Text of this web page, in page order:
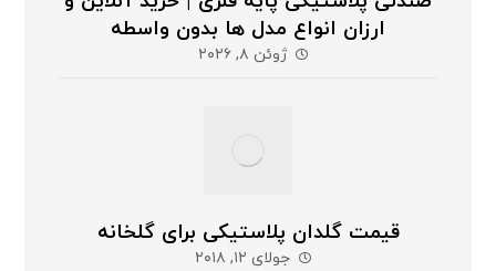
ارزان انواع مدل ها بدون واسطه
ژوئن ۸, ۲۰۲۶
قیمت گلدان پلاستیکی برای گلخانه
جولای ۱۲, ۲۰۱۸